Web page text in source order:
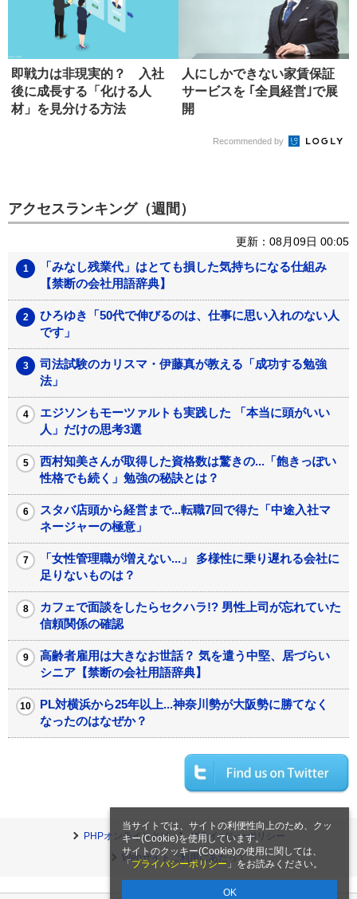
当サイトでは、サイトの利便性向上のため、クッ
キー(Cookie)を使用しています。
サイトのクッキー(Cookie)の使用に関しては、
「 プライバシーポリシー 」をお読みください。
OK
即戦力は非現実的？ 入社
後に成長する「化ける人
材」を見分ける方法
人にしかできない家賃保証
サービスを ｢全員経営｣で展
開
Recommended by
アクセスランキング（週間）
更新：08月09日 00:05
「みなし残業代」はとても損した気持ちになる仕組み
【禁断の会社用語辞典】
ひろゆき「50代で伸びるのは、仕事に思い入れのない人
です」
司法試験のカリスマ・伊藤真が教える「成功する勉強
法」
エジソンもモーツァルトも実践した 「本当に頭がいい
人」だけの思考3選
西村知美さんが取得した資格数は驚きの...「飽きっぽい
性格でも続く」勉強の秘訣とは？
スタバ店頭から経営まで...転職7回で得た「中途入社マ
ネージャーの極意」
「女性管理職が増えない...」 多様性に乗り遅れる会社に
足りないものは？
カフェで面談をしたらセクハラ!? 男性上司が忘れていた
信頼関係の確認
高齢者雇用は大きなお世話？ 気を遣う中堅、居づらい
シニア【禁断の会社用語辞典】
PL対横浜から25年以上...神奈川勢が大阪勢に勝てなく
なったのはなぜか？
PHPオンラインとは
プライバシーポリシー
Webサイトご利用にあたって